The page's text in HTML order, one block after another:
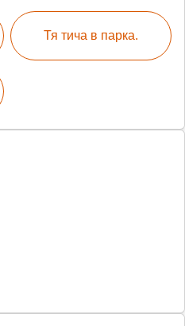
Тя тича в парка.